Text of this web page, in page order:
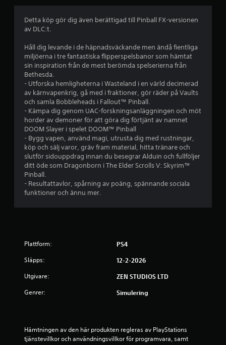
b
t
g
p
4
.
3
2
o
Detta köp gör dig även berättigad till Pinball FX-versionen
av DLC:t.
Håll dig levande i de häpnadsväckande men ändå fientliga
miljöerna i tre fantastiska flipperspelsbanor som hämtat
sin inspiration från de mest berömda spelserierna från
Bethesda.
- Utforska hemligheterna i Wasteland i en värld decimerad
av kärnvapenkrig, gå med i fraktioner, gör räder på Vaults
och samla Bobbleheads i Fallout™ Pinball.
- Kämpa dig genom UAC-forskningsanläggningen och möt
horder av demoner för att göra dig förtjänt av namnet
DOOM Slayer i spelet DOOM™ Pinball
- Bygg vapen, använd magi, utrusta dig med rustningar,
köp och sälj varor, gräv fram material, hitta tränare och
slutför sidouppdrag innan du besegrar Alduin och fullföljer
ditt öde som Dragonborn i The Elder Scrolls V: Skyrim™
Pinball.
- Resultattavlor, spårning av poäng, spännande sociala
funktioner och ännu mer.
Plattform: PS4
Släpps: 12-2-2026
Utgivare: ZEN STUDIOS LTD
Genrer: Simulering
Hämtningen av den här produkten regleras av PlayStations
tjänstevillkor och användningsvillkor för programvara, samt